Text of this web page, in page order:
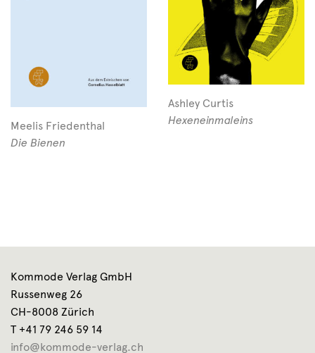
Meelis Friedenthal
Die Bienen
Ashley Curtis
Hexeneinmaleins
Kommode Verlag GmbH
Russenweg 26
CH-8008 Zürich
T +41 79 246 59 14
info@kommode-verlag.ch